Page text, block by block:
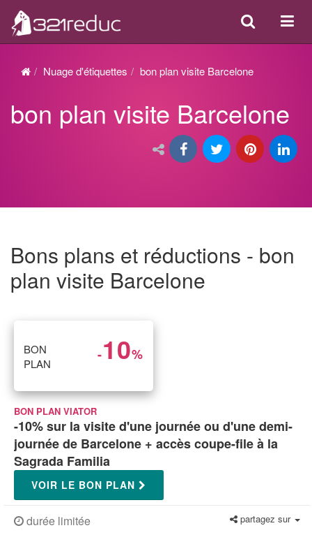
ou
Search
Nuage d'étiquettes bon plan visite Barcelone
bon plan visite Barcelone
Bons plans et réductions - bon
plan visite Barcelone
BON
PLAN
-10%
BON PLAN VIATOR
-10% sur la visite d'une journée ou d'une demi-
journée de Barcelone + accès coupe-file à la
Sagrada Familia
VOIR LE BON PLAN
durée limitée partagez sur